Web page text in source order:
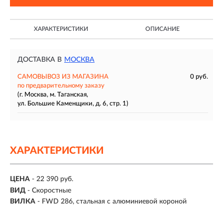
ХАРАКТЕРИСТИКИ ОПИСАНИЕ
ДОСТАВКА В МОСКВА
САМОВЫВОЗ ИЗ МАГАЗИНА
0 руб.
по предварительному заказу
(г. Москва, м. Таганская,
ул. Большие Каменщики, д. 6, стр. 1)
ХАРАКТЕРИСТИКИ
ЦЕНА - 22 390 руб.
ВИД - Скоростные
ВИЛКА - FWD 286, стальная с алюминиевой короной